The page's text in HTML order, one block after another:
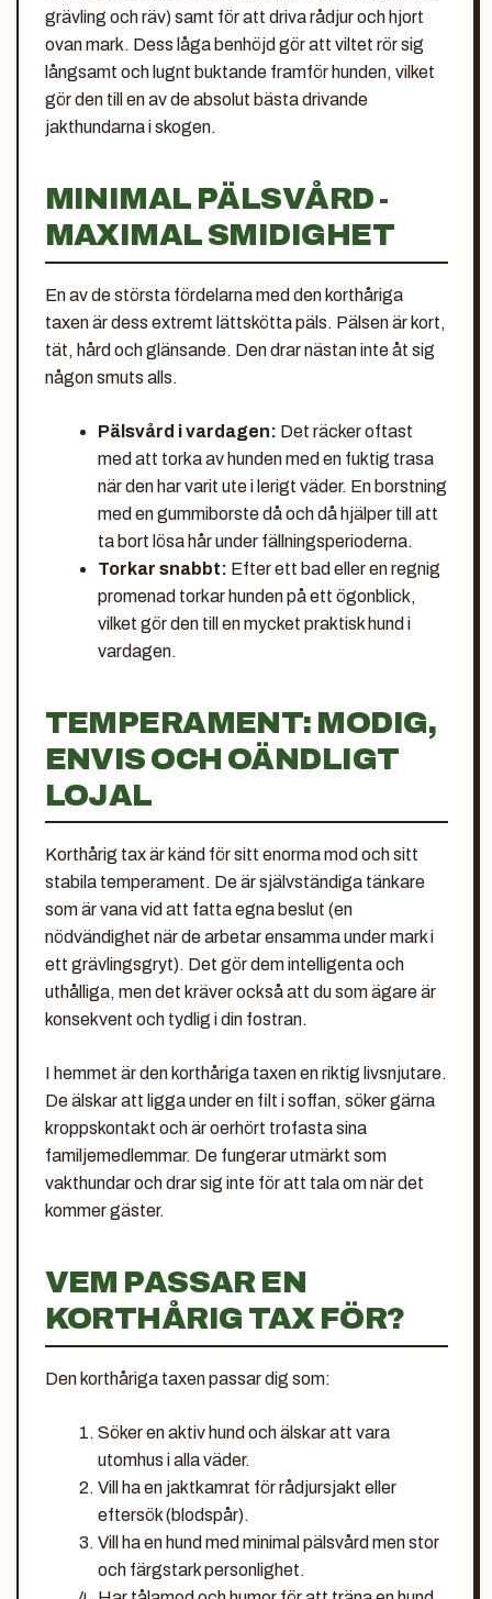
grävling och räv) samt för att driva rådjur och hjort
ovan mark. Dess låga benhöjd gör att viltet rör sig
långsamt och lugnt buktande framför hunden, vilket
gör den till en av de absolut bästa drivande
jakthundarna i skogen.
MINIMAL PÄLSVÅRD -
MAXIMAL SMIDIGHET
En av de största fördelarna med den korthåriga
taxen är dess extremt lättskötta päls. Pälsen är kort,
tät, hård och glänsande. Den drar nästan inte åt sig
någon smuts alls.
Pälsvård i vardagen: Det räcker oftast
med att torka av hunden med en fuktig trasa
när den har varit ute i lerigt väder. En borstning
med en gummiborste då och då hjälper till att
ta bort lösa hår under fällningsperioderna.
Torkar snabbt: Efter ett bad eller en regnig
promenad torkar hunden på ett ögonblick,
vilket gör den till en mycket praktisk hund i
vardagen.
TEMPERAMENT: MODIG,
ENVIS OCH OÄNDLIGT
LOJAL
Korthårig tax är känd för sitt enorma mod och sitt
stabila temperament. De är självständiga tänkare
som är vana vid att fatta egna beslut (en
nödvändighet när de arbetar ensamma under mark i
ett grävlingsgryt). Det gör dem intelligenta och
uthålliga, men det kräver också att du som ägare är
konsekvent och tydlig i din fostran.
I hemmet är den korthåriga taxen en riktig livsnjutare.
De älskar att ligga under en filt i soffan, söker gärna
kroppskontakt och är oerhört trofasta sina
familjemedlemmar. De fungerar utmärkt som
vakthundar och drar sig inte för att tala om när det
kommer gäster.
VEM PASSAR EN
KORTHÅRIG TAX FÖR?
Den korthåriga taxen passar dig som:
Söker en aktiv hund och älskar att vara
utomhus i alla väder.
Vill ha en jaktkamrat för rådjursjakt eller
eftersök (blodspår).
Vill ha en hund med minimal pälsvård men stor
och färgstark personlighet.